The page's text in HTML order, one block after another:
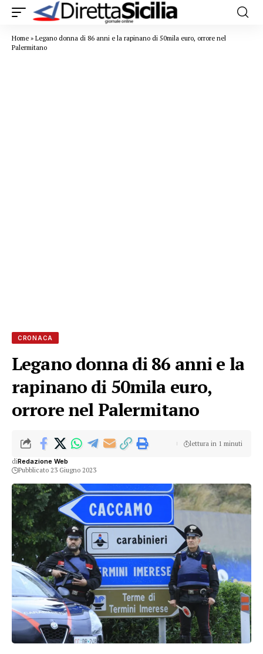
Home » Legano donna di 86 anni e la rapinano di 50mila euro, orrore nel
Palermitano
CRONACA
Legano donna di 86 anni e la
rapinano di 50mila euro,
orrore nel Palermitano
diRedazione Web
Pubblicato 23 Giugno 2023
lettura in 1 minuti